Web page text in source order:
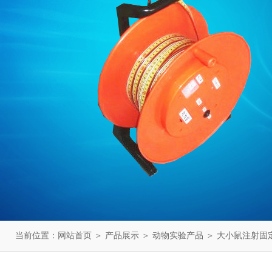
当前位置： 网站首页 ＞ 产品展示 ＞ 动物实验产品 ＞ 大小鼠注射固